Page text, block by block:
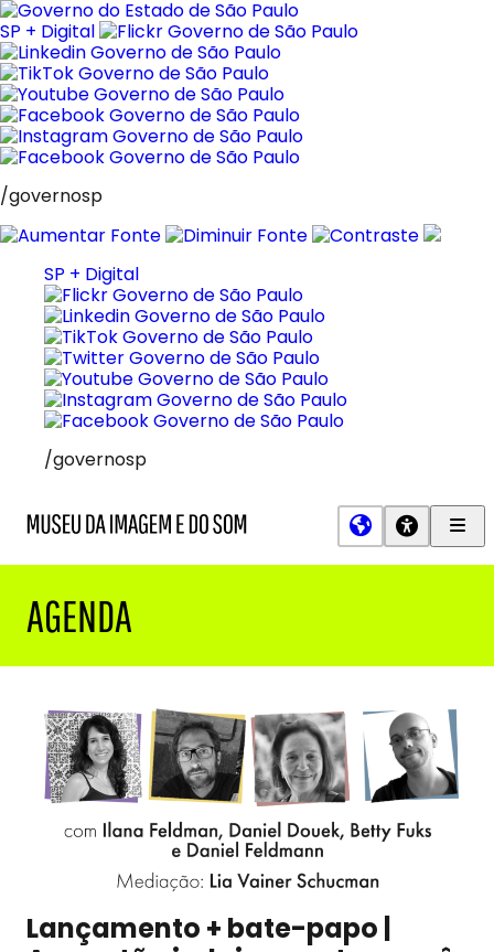
Pular
para
o
conteúdo
SP + Digital
/governosp
SP + Digital
/governosp
da
e
do
AGENDA
Lançamento + bate-papo |